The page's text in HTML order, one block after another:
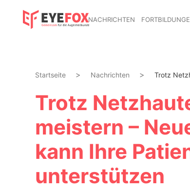
NACHRICHTEN
Startseite Nachrichten Trotz
Trotz
meistern –
kann Ihre
unterstützen